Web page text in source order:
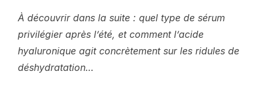
À découvrir dans la suite : quel type de sérum
privilégier après l’été, et comment l’acide
hyaluronique agit concrètement sur les ridules de
déshydratation…